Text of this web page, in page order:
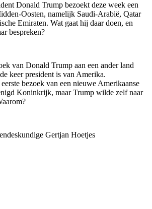
Donald Trump bezoekt deze week een
Oosten, namelijk Saudi-Arabië, Qatar
Emiraten. Wat gaat hij daar doen, en
bespreken?
van Donald Trump aan een ander land
keer president is van Amerika.
bezoek van een nieuwe Amerikaanse
Koninkrijk, maar Trump wilde zelf naar
Gertjan Hoetjes